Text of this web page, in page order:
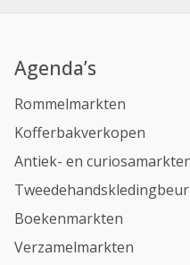
Agenda’s
Rommelmarkten
Kofferbakverkopen
Antiek- en
Boekenmarkten
Verzamelmarkten